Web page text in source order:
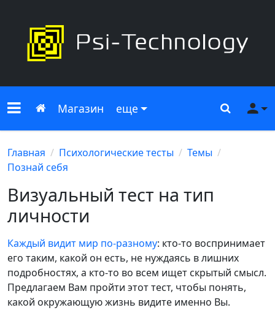
Меню сайта
Главная
Магазин еще Поиск
Главная Психологические тесты
Темы
Познай себя
Визуальный тест на тип
личности
Каждый видит мир по-разному: кто-то воспринимает
его таким, какой он есть, не нуждаясь в лишних
подробностях, а кто-то во всем ищет скрытый смысл.
Предлагаем Вам пройти этот тест, чтобы понять,
какой окружающую жизнь видите именно Вы.